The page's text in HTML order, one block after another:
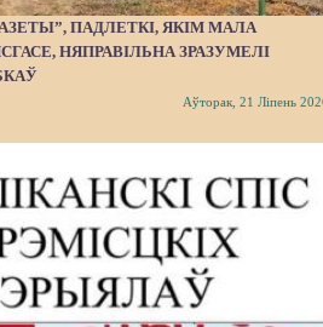
ПАДЛЕТКІ, ЯКІМ МАЛА
НЯПРАВІЛЬНА ЗРАЗУМЕЛІ
Аўторак, 21 Ліпень